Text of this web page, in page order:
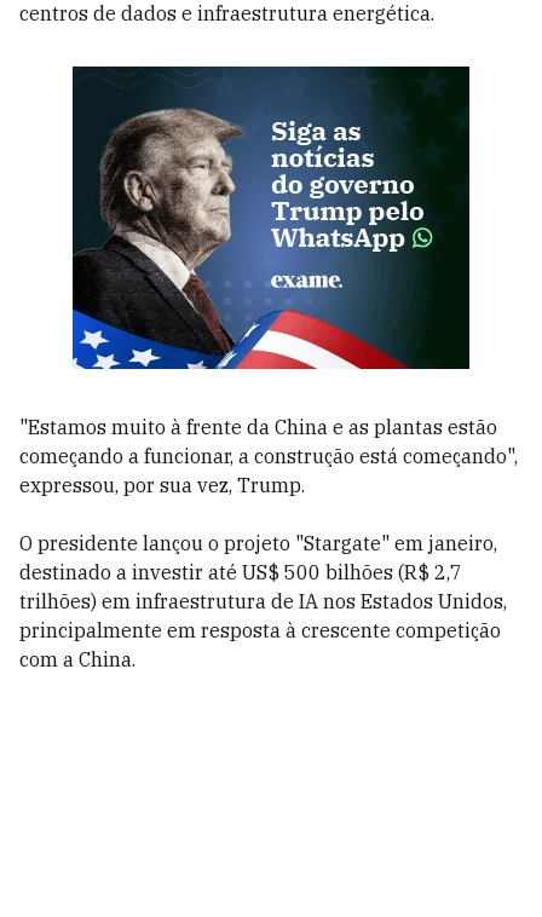
centros de dados e infraestrutura energética.
"Estamos muito à frente da China e as plantas estão
começando a funcionar, a construção está começando",
expressou, por sua vez, Trump.
O presidente lançou o projeto "Stargate" em janeiro,
destinado a investir até US$ 500 bilhões (R$ 2,7
trilhões) em infraestrutura de IA nos Estados Unidos,
principalmente em resposta à crescente competição
com a China.